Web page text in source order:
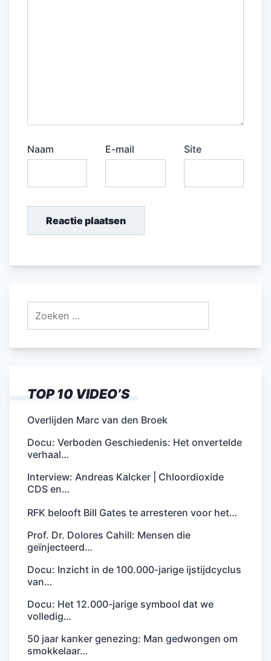
Naam E-mail Site
Zoeken
TOP 10 VIDEO’S
Overlijden Marc van den Broek
Docu: Verboden Geschiedenis: Het onvertelde
verhaal…
Interview: Andreas Kalcker | Chloordioxide
CDS en…
RFK belooft Bill Gates te arresteren voor het…
Prof. Dr. Dolores Cahill: Mensen die
geïnjecteerd…
Docu: Inzicht in de 100.000-jarige ijstijdcyclus
van…
Docu: Het 12.000-jarige symbool dat we
volledig…
50 jaar kanker genezing: Man gedwongen om
smokkelaar…